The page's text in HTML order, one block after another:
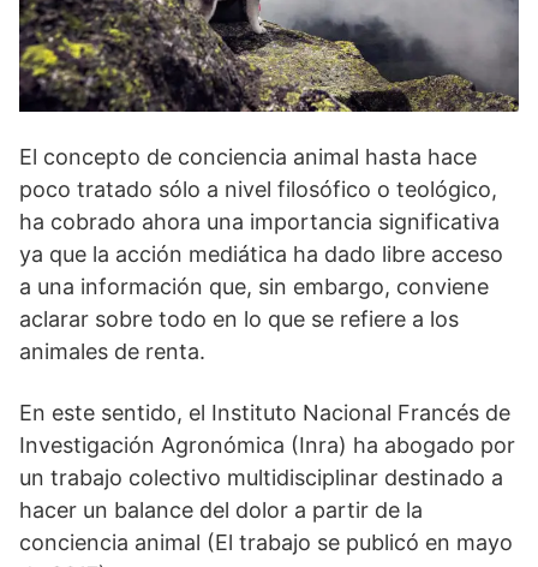
El concepto de conciencia animal hasta hace
poco tratado sólo a nivel filosófico o teológico,
ha cobrado ahora una importancia significativa
ya que la acción mediática ha dado libre acceso
a una información que, sin embargo, conviene
aclarar sobre todo en lo que se refiere a los
animales de renta.
En este sentido, el Instituto Nacional Francés de
Investigación Agronómica (Inra) ha abogado por
un trabajo colectivo multidisciplinar destinado a
hacer un balance del dolor a partir de la
conciencia animal (El trabajo se publicó en mayo